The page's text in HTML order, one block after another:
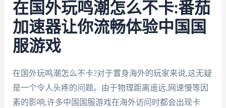
在国外玩鸣潮怎么不卡:番茄
加速器让你流畅体验中国国
服游戏
在国外玩鸣潮怎么不卡?对于置身海外的玩家来说,这无疑
是一个令人头疼的问题。由于物理距离遥远,网速慢等因
素的影响,许多中国国服游戏在海外访问时都会出现卡